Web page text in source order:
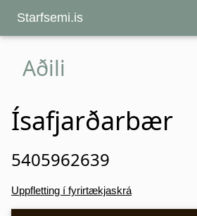
Starfsemi.is
Aðili
Ísafjarðarbær
5405962639
Uppfletting í fyrirtækjaskrá